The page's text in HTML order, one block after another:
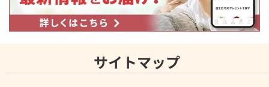
サイトマップ